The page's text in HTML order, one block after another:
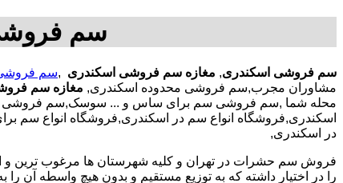
سم
سم فروشی اسکندری, مغازه سم فروشی اسکندری ,سم
مشاوران مجرب,سم فروشی محدوده اسکندری, مغازه سم
محله شما ,سم فروشی سم برای ساس و ... سوسک,سم فروشی
اسکندری,فروشگاه انواع سم در اسکندری,فروشگاه انواع
در اسکندری,
فروش سم حشرات در تهران و کلیه شهرستان ها مرغوب ترین و